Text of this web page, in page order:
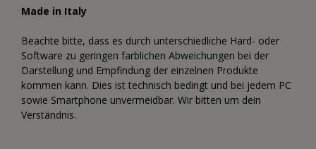
Made in Italy
Beachte bitte, dass es durch unterschiedliche Hard- oder
Software zu geringen farblichen Abweichungen bei der
Darstellung und Empfindung der einzelnen Produkte
kommen kann. Dies ist technisch bedingt und bei jedem PC
sowie Smartphone unvermeidbar. Wir bitten um dein
Verständnis.